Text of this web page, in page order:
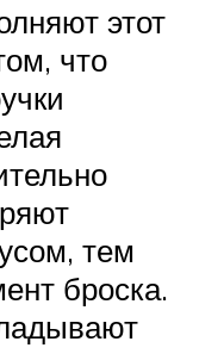
этот
что
тем
броска.